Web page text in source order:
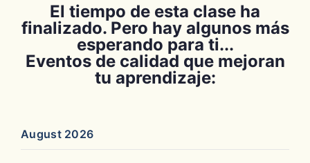
El tiempo de esta clase ha
finalizado. Pero hay algunos más
esperando para ti...
Eventos de calidad que mejoran
tu aprendizaje:
August 2026